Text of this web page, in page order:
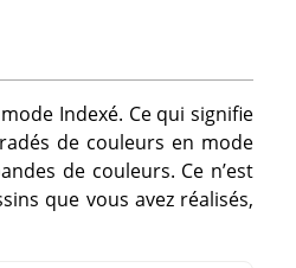
Indexé. Ce qui signifie
de couleurs en mode
de couleurs. Ce n’est
que vous avez réalisés,